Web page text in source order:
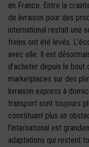
en France. Entre la
de livraison pour des
international restait une
freins ont été levés.
avec elle. Il est
d’acheter depuis le bout
marketplaces sur des
livraison express à
transport sont toujours
constituant plus un
l’international est
adaptations qui restent